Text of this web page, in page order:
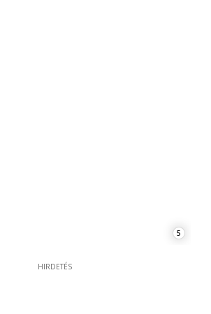
5
HIRDETÉS